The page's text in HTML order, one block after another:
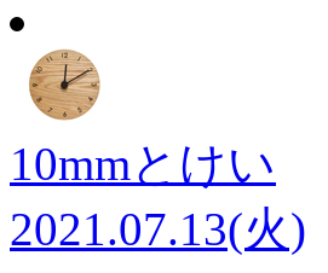
10mmとけい
2021.07.13(火)